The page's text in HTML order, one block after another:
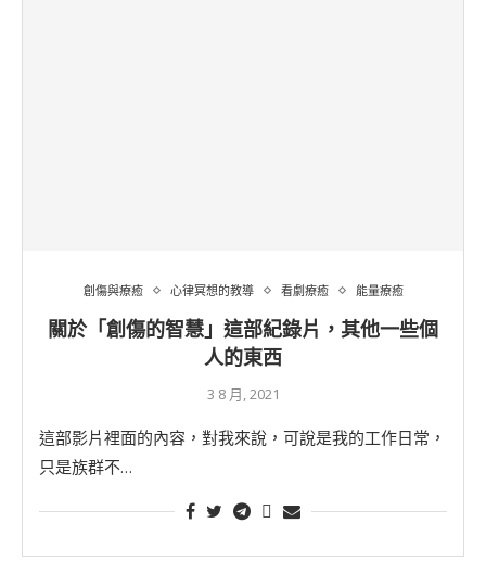
創傷與療癒 心律冥想的教導 看劇療癒 能量療癒
關於「創傷的智慧」這部紀錄片，其他一些個
人的東西
3 8 月, 2021
這部影片裡面的內容，對我來說，可說是我的工作日常，
只是族群不…